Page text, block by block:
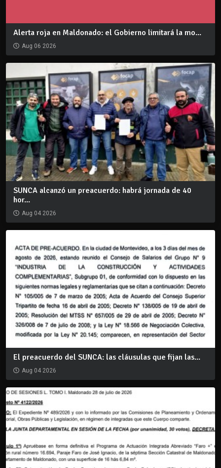
Alerta roja en Maldonado: el Gobierno limitará la mo...
Aug 06 2026
SUNCA alcanzó un preacuerdo: habrá jornada de 40
hor...
Aug 04 2026
El preacuerdo del SUNCA: las cláusulas que fijan las...
Aug 04 2026